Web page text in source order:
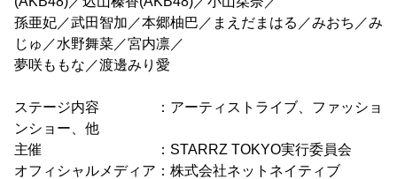
孫亜妃／武田智加／本郷柚巴／まえだまはる／みおち／み
じゅ／水野舞菜／宮内凛／
夢咲ももな／渡邊みり愛
ステージ内容 ：アーティストライブ、ファッショ
ンショー、他
主催 ：STARRZ TOKYO実行委員会
オフィシャルメディア：株式会社ネットネイティブ